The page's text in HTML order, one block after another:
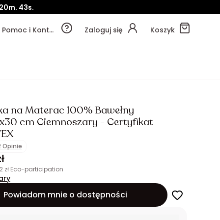
42s.
Pomoc i Kontakt Zaloguj się Koszyk
na Materac 100% Bawełny
cm Ciemnoszary - Certyfikat
Opinie
zł Eco-participation
Powiadom mnie o dostępności